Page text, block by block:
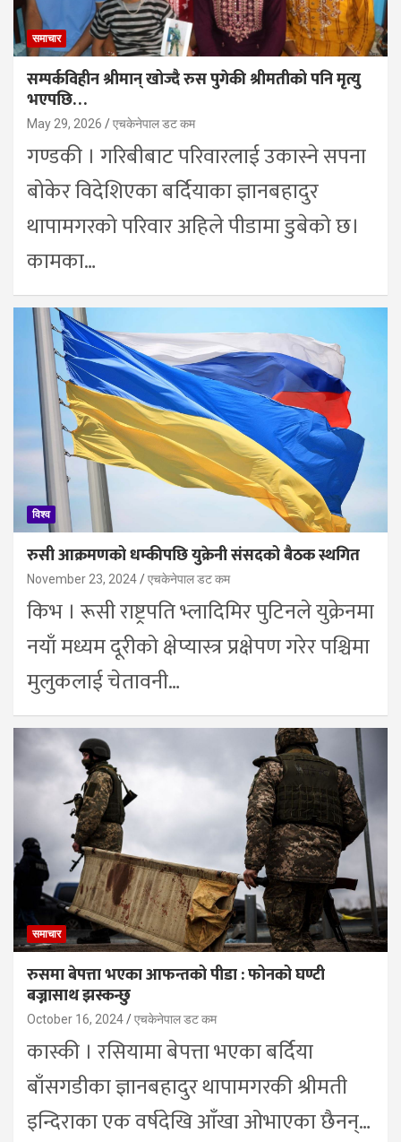
समाचार
सम्पर्कविहीन श्रीमान् खोज्दै रुस पुगेकी श्रीमतीको पनि मृत्यु
भएपछि…
May 29, 2026 एचकेनेपाल डट कम
गण्डकी । गरिबीबाट परिवारलाई उकास्ने सपना
बोकेर विदेशिएका बर्दियाका ज्ञानबहादुर
थापामगरको परिवार अहिले पीडामा डुबेको छ।
कामका…
विश्व
रुसी आक्रमणको धम्कीपछि युक्रेनी संसदको बैठक स्थगित
November 23, 2024 एचकेनेपाल डट कम
किभ । रूसी राष्ट्रपति भ्लादिमिर पुटिनले युक्रेनमा
नयाँ मध्यम दूरीको क्षेप्यास्त्र प्रक्षेपण गरेर पश्चिमा
मुलुकलाई चेतावनी…
समाचार
रुसमा बेपत्ता भएका आफन्तको पीडा : फोनको घण्टी
बज्नासाथ झस्कन्छु
October 16, 2024 एचकेनेपाल डट कम
कास्की । रसियामा बेपत्ता भएका बर्दिया
बाँसगडीका ज्ञानबहादुर थापामगरकी श्रीमती
इन्दिराका एक वर्षदेखि आँखा ओभाएका छैनन्…